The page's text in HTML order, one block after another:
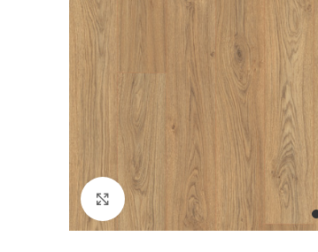
Click to enlarge